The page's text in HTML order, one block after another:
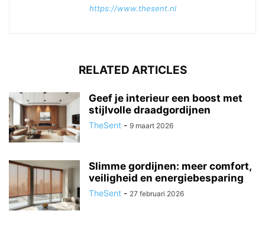
https://www.thesent.nl
RELATED ARTICLES
Geef je interieur een boost met
stijlvolle draadgordijnen
TheSent - 9 maart 2026
Slimme gordijnen: meer comfort,
veiligheid en energiebesparing
TheSent - 27 februari 2026